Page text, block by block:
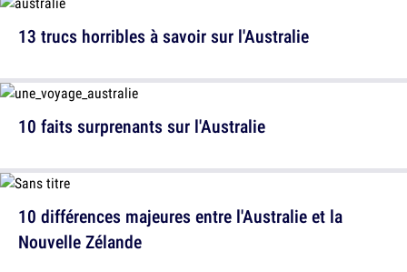
10 faits surprenants sur l'Australie
13 trucs horribles à savoir sur l'Australie
10 différences majeures entre l'Australie et la
Nouvelle Zélande